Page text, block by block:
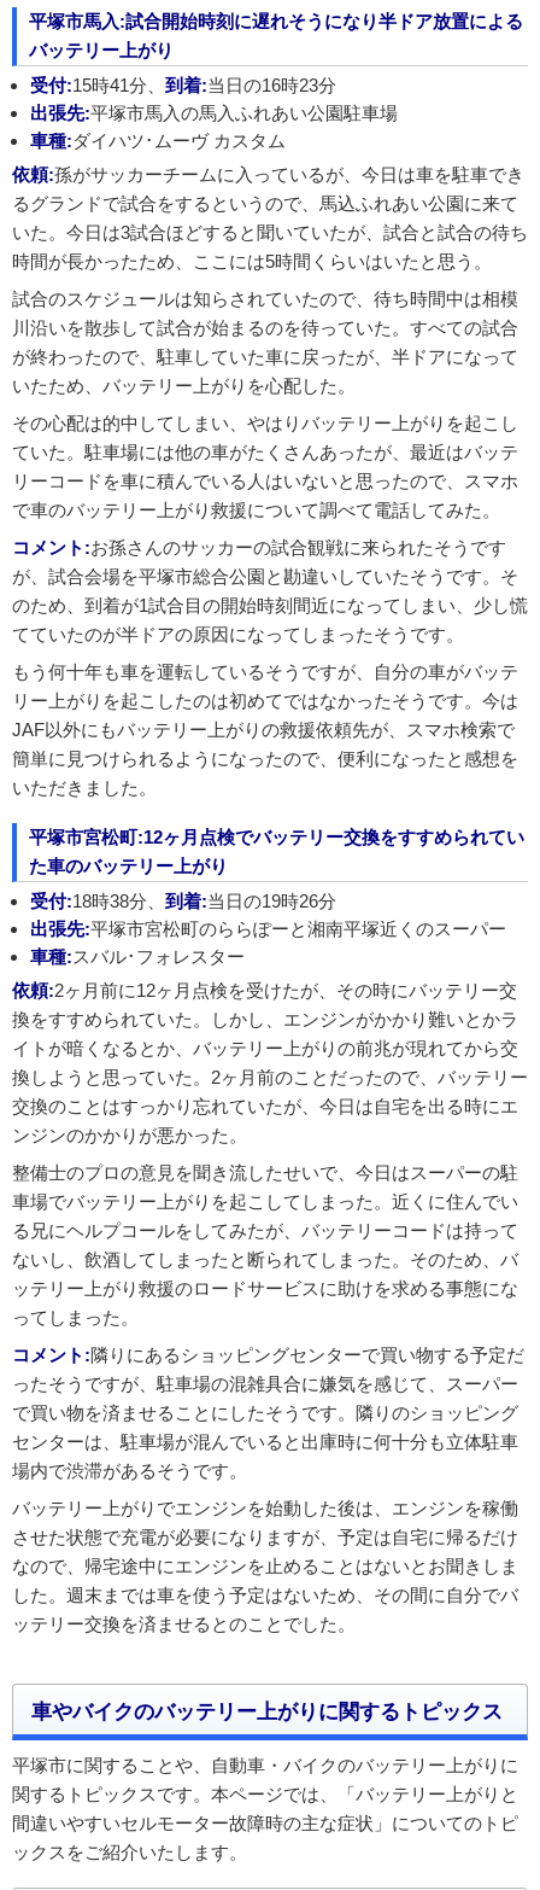
平塚市馬入:試合開始時刻に遅れそうになり半ドア放置による
バッテリー上がり
受付:15時41分、 到着:当日の16時23分
出張先:平塚市馬入の馬入ふれあい公園駐車場
車種:ダイハツ･ムーヴ カスタム
依頼:孫がサッカーチームに入っているが、今日は車を駐車でき
るグランドで試合をするというので、馬込ふれあい公園に来て
いた。今日は3試合ほどすると聞いていたが、試合と試合の待ち
時間が長かったため、ここには5時間くらいはいたと思う。
試合のスケジュールは知らされていたので、待ち時間中は相模
川沿いを散歩して試合が始まるのを待っていた。すべての試合
が終わったので、駐車していた車に戻ったが、半ドアになって
いたため、バッテリー上がりを心配した。
その心配は的中してしまい、やはりバッテリー上がりを起こし
ていた。駐車場には他の車がたくさんあったが、最近はバッテ
リーコードを車に積んでいる人はいないと思ったので、スマホ
で車のバッテリー上がり救援について調べて電話してみた。
コメント:お孫さんのサッカーの試合観戦に来られたそうです
が、試合会場を平塚市総合公園と勘違いしていたそうです。そ
のため、到着が1試合目の開始時刻間近になってしまい、少し慌
てていたのが半ドアの原因になってしまったそうです。
もう何十年も車を運転しているそうですが、自分の車がバッテ
リー上がりを起こしたのは初めてではなかったそうです。今は
JAF以外にもバッテリー上がりの救援依頼先が、スマホ検索で
簡単に見つけられるようになったので、便利になったと感想を
いただきました。
平塚市宮松町:12ヶ月点検でバッテリー交換をすすめられてい
た車のバッテリー上がり
受付:18時38分、 到着:当日の19時26分
出張先:平塚市宮松町のららぽーと湘南平塚近くのスーパー
車種:スバル･フォレスター
依頼:2ヶ月前に12ヶ月点検を受けたが、その時にバッテリー交
換をすすめられていた。しかし、エンジンがかかり難いとかラ
イトが暗くなるとか、バッテリー上がりの前兆が現れてから交
換しようと思っていた。2ヶ月前のことだったので、バッテリー
交換のことはすっかり忘れていたが、今日は自宅を出る時にエ
ンジンのかかりが悪かった。
整備士のプロの意見を聞き流したせいで、今日はスーパーの駐
車場でバッテリー上がりを起こしてしまった。近くに住んでい
る兄にヘルプコールをしてみたが、バッテリーコードは持って
ないし、飲酒してしまったと断られてしまった。そのため、バ
ッテリー上がり救援のロードサービスに助けを求める事態にな
ってしまった。
コメント:隣りにあるショッピングセンターで買い物する予定だ
ったそうですが、駐車場の混雑具合に嫌気を感じて、スーパー
で買い物を済ませることにしたそうです。隣りのショッピング
センターは、駐車場が混んでいると出庫時に何十分も立体駐車
場内で渋滞があるそうです。
バッテリー上がりでエンジンを始動した後は、エンジンを稼働
させた状態で充電が必要になりますが、予定は自宅に帰るだけ
なので、帰宅途中にエンジンを止めることはないとお聞きしま
した。週末までは車を使う予定はないため、その間に自分でバ
ッテリー交換を済ませるとのことでした。
車やバイクのバッテリー上がりに関するトピックス
平塚市に関することや、自動車・バイクのバッテリー上がりに
関するトピックスです。本ページでは、「バッテリー上がりと
間違いやすいセルモーター故障時の主な症状」についてのトピ
ックスをご紹介いたします。